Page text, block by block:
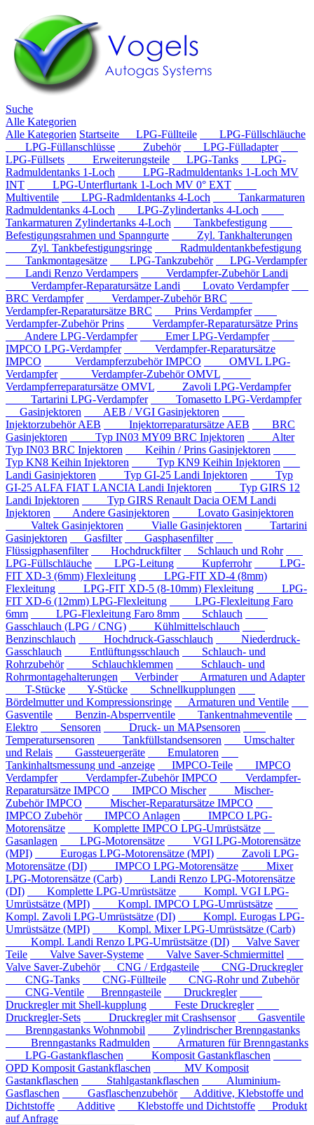
Suche
Alle Kategorien
Alle Kategorien Startseite LPG-Füllteile
LPG-Füllschläuche
LPG-Füllanschlüsse
Zubehör
LPG-Fülladapter
LPG-Füllsets
Erweiterungsteile LPG-Tanks
LPG-
Radmuldentanks 1-Loch
LPG-Radmuldentanks 1-Loch MV
INT
LPG-Unterflurtank 1-Loch MV 0° EXT
Multiventile
LPG-Radmldentanks 4-Loch
Tankarmaturen
Radmuldentanks 4-Loch
LPG-Zylindertanks 4-Loch
Tankarmaturen Zylindertanks 4-Loch
Tankbefestigung
Befestigungsrahmen und Spanngurte
Zyl. Tankhalterungen
Zyl. Tankbefestigungsringe
Radmuldentankbefestigung
Tankmontagesätze
LPG-Tankzubehör
LPG-Verdampfer
Landi Renzo Verdampers
Verdampfer-Zubehör Landi
Verdampfer-Reparatursätze Landi
Lovato Verdampfer
BRC Verdampfer
Verdamper-Zubehör BRC
Verdampfer-Reparatursätze BRC
Prins Verdampfer
Verdampfer-Zubehör Prins
Verdampfer-Reparatursätze Prins
Andere LPG-Verdampfer
Emer LPG-Verdampfer
IMPCO LPG-Verdampfer
Verdampfer-Reparatursätze
IMPCO
Verdampferzubehör IMPCO
OMVL LPG-
Verdampfer
Verdampfer-Zubehör OMVL
Verdampferreparatursätze OMVL
Zavoli LPG-Verdampfer
Tartarini LPG-Verdampfer
Tomasetto LPG-Verdampfer
Gasinjektoren
AEB / VGI Gasinjektoren
Injektorzubehör AEB
Injektorreparatursätze AEB
BRC
Gasinjektoren
Typ IN03 MY09 BRC Injektoren
Alter
Typ IN03 BRC Injektoren
Keihin / Prins Gasinjektoren
Typ KN8 Keihin Injektoren
Typ KN9 Keihin Injektoren
Landi Gasinjektoren
Typ GI-25 Landi Injektoren
Typ
GI-25 ALFA FIAT LANCIA Landi Injektoren
Typ GIRS 12
Landi Injektoren
Typ GIRS Renault Dacia OEM Landi
Injektoren
Andere Gasinjektoren
Lovato Gasinjektoren
Valtek Gasinjektoren
Vialle Gasinjektoren
Tartarini
Gasinjektoren
Gasfilter
Gasphasenfilter
Flüssigphasenfilter
Hochdruckfilter
Schlauch und Rohr
LPG-Füllschläuche
LPG-Leitung Kupferrohr
LPG-
FIT XD-3 (6mm) Flexleitung
LPG-FIT XD-4 (8mm)
Flexleitung
LPG-FIT XD-5 (8-10mm) Flexleitung
LPG-
FIT XD-6 (12mm) LPG-Flexleitung
LPG-Flexleitung Faro
6mm
LPG-Flexleitung Faro 8mm
Schlauch
Gasschlauch (LPG / CNG)
Kühlmittelschlauch
Benzinschlauch
Hochdruck-Gasschlauch
Niederdruck-
Gasschlauch
Entlüftungsschlauch
Schlauch- und
Rohrzubehör
Schlauchklemmen
Schlauch- und
Rohrmontagehalterungen
Verbinder
Armaturen und Adapter
T-Stücke
Y-Stücke
Schnellkupplungen
Bördelmutter und Kompressionsringe
Armaturen und Ventile
Gasventile
Benzin-Absperrventile
Tankentnahmeventile
Elektro
Sensoren
Druck- un MAPsensoren
Temperatursensoren
Tankfüllstandsensoren
Umschalter
und Relais
Gassteuergeräte
Emulatoren
Tankinhaltsmessung und -anzeige
IMPCO-Teile
IMPCO
Verdampfer
Verdampfer-Zubehör IMPCO
Verdampfer-
Reparatursätze IMPCO
IMPCO Mischer
Mischer-
Zubehör IMPCO
Mischer-Reparatursätze IMPCO
IMPCO Zubehör
IMPCO Anlagen
IMPCO LPG-
Motorensätze
Komplette IMPCO LPG-Umrüstsätze
Gasanlagen
LPG-Motorensätze
VGI LPG-Motorensätze
(MPI)
Eurogas LPG-Motorensätze (MPI)
Zavoli LPG-
Motorensätze (DI)
IMPCO LPG-Motorensätze
Mixer
LPG-Motorensätze (Carb)
Landi Renzo LPG-Motorensätze
(DI)
Komplette LPG-Umrüstsätze
Kompl. VGI LPG-
Umrüstsätze (MPI)
Kompl. IMPCO LPG-Umrüstsätze
Kompl. Zavoli LPG-Umrüstsätze (DI)
Kompl. Eurogas LPG-
Umrüstsätze (MPI)
Kompl. Mixer LPG-Umrüstsätze (Carb)
Kompl. Landi Renzo LPG-Umrüstsätze (DI)
Valve Saver
Teile
Valve Saver-Systeme
Valve Saver-Schmiermittel
Valve Saver-Zubehör
CNG / Erdgasteile
CNG-Druckregler
CNG-Tanks
CNG-Füllteile
CNG-Rohr und Zubehör
CNG-Ventile
Brenngasteile
Druckregler
Druckregler mit Shell-kupplung
Feste Druckregler
Druckregler-Sets
Druckregler mit Crashsensor
Gasventile
Brenngastanks Wohnmobil
Zylindrischer Brenngastanks
Brenngastanks Radmulden
Armaturen für Brenngastanks
LPG-Gastankflaschen
Komposit Gastankflaschen
OPD Komposit Gastankflaschen
MV Komposit
Gastankflaschen
Stahlgastankflaschen
Aluminium-
Gasflaschen
Gasflaschenzubehör
Additive, Klebstoffe und
Dichtstoffe
Additive Klebstoffe und Dichtstoffe
Produkt
auf Anfrage